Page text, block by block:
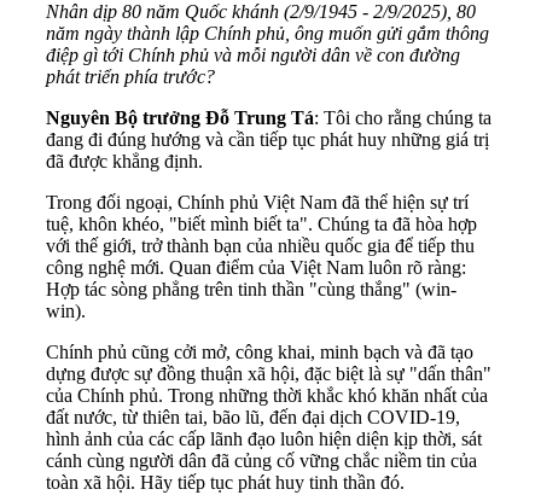
Nhân dịp 80 năm Quốc khánh (2/9/1945 - 2/9/2025), 80
năm ngày thành lập Chính phủ, ông muốn gửi gắm thông
điệp gì tới Chính phủ và mỗi người dân về con đường
phát triển phía trước?
Nguyên Bộ trưởng Đỗ Trung Tá: Tôi cho rằng chúng ta
đang đi đúng hướng và cần tiếp tục phát huy những giá trị
đã được khẳng định.
Trong đối ngoại, Chính phủ Việt Nam đã thể hiện sự trí
tuệ, khôn khéo, "biết mình biết ta". Chúng ta đã hòa hợp
với thế giới, trở thành bạn của nhiều quốc gia để tiếp thu
công nghệ mới. Quan điểm của Việt Nam luôn rõ ràng:
Hợp tác sòng phẳng trên tinh thần "cùng thắng" (win-
win).
Chính phủ cũng cởi mở, công khai, minh bạch và đã tạo
dựng được sự đồng thuận xã hội, đặc biệt là sự "dấn thân"
của Chính phủ. Trong những thời khắc khó khăn nhất của
đất nước, từ thiên tai, bão lũ, đến đại dịch COVID-19,
hình ảnh của các cấp lãnh đạo luôn hiện diện kịp thời, sát
cánh cùng người dân đã củng cố vững chắc niềm tin của
toàn xã hội. Hãy tiếp tục phát huy tinh thần đó.